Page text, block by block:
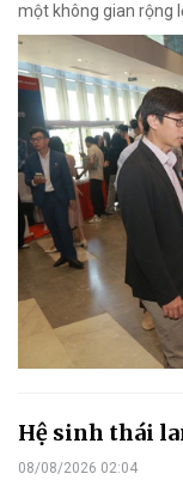
một không gian rộng
Hệ sinh thái
08/08/2026 02:04